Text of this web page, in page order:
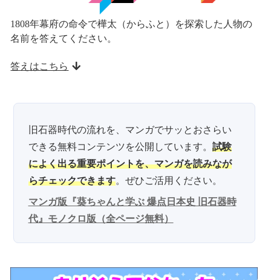
1808年幕府の命令で樺太（からふと）を探索した人物の
名前を答えてください。
答えはこちら
旧石器時代の流れを、マンガでサッとおさらい
できる無料コンテンツを公開しています。 試験
によく出る重要ポイントを、マンガを読みなが
らチェックできます。ぜひご活用ください。
マンガ版『葵ちゃんと学ぶ 爆点日本史 旧石器時
代』モノクロ版（全ページ無料）